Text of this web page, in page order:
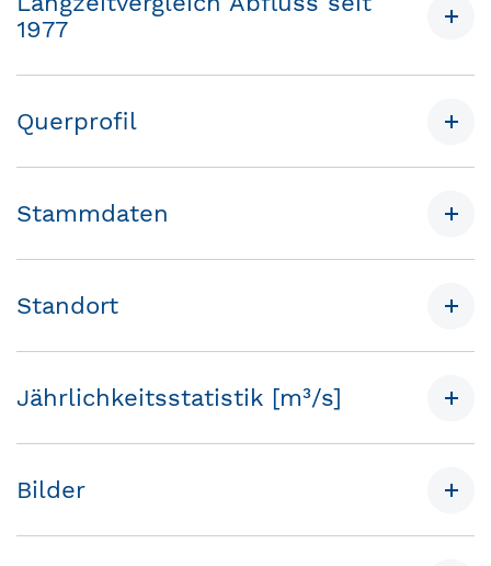
1977
Querprofil
Stammdaten
Standort
Jährlichkeitsstatistik [m³/s]
Bilder